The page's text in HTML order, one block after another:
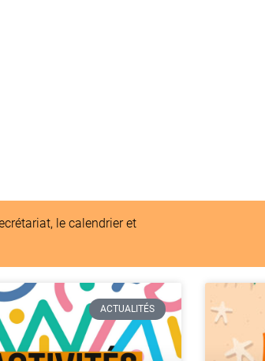
le calendrier et
ACTUALITÉS